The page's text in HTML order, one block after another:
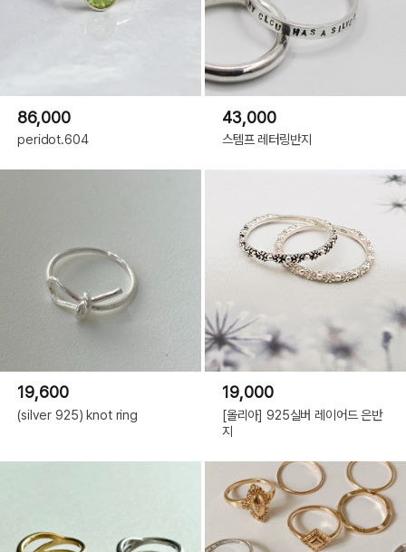
86,000
peridot.604
43,000
스템프 레터링반지
19,600
(silver 925) knot ring
19,000
[올리아] 925실버 레이어드 은반
지